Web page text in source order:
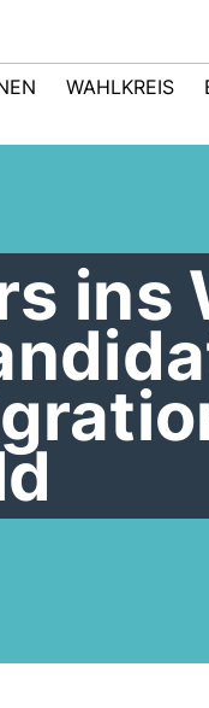
WAHLKREIS
ins